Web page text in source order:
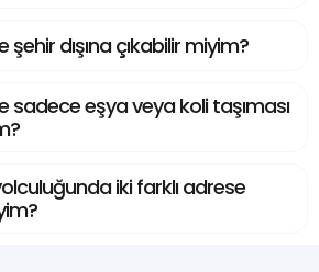
dışına çıkabilir miyim?
sadece eşya veya koli taşıması
iki farklı adrese